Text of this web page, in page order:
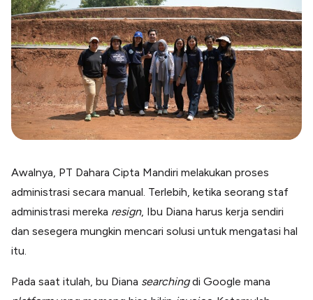
Awalnya, PT Dahara Cipta Mandiri melakukan proses
administrasi secara manual. Terlebih, ketika seorang staf
administrasi mereka resign, Ibu Diana harus kerja sendiri
dan sesegera mungkin mencari solusi untuk mengatasi hal
itu.
Pada saat itulah, bu Diana searchingdi Google mana